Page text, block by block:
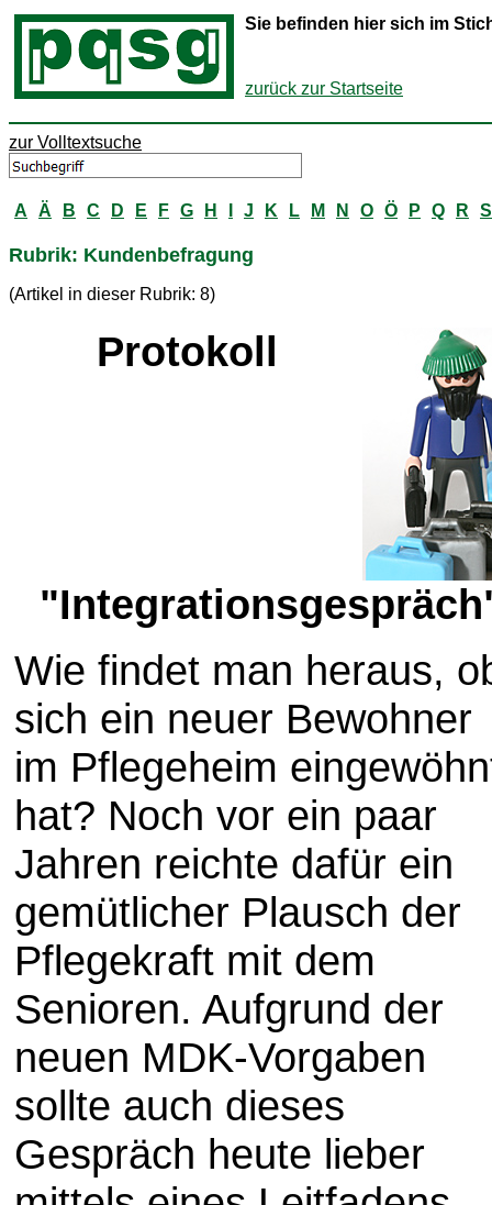
Sie befinden hier sich im
zurück zur Startseite
zur Volltextsuche
A Ä B C D E F G H J K L M N O Ö P Q R S
Rubrik: Kundenbefragung
(Artikel in dieser Rubrik: 8)
Protokoll
Wie findet man heraus,
sich ein neuer Bewohner
im Pflegeheim
hat? Noch vor ein paar
Jahren reichte dafür ein
gemütlicher Plausch der
Pflegekraft mit dem
Senioren. Aufgrund der
neuen MDK-Vorgaben
sollte auch dieses
Gespräch heute lieber